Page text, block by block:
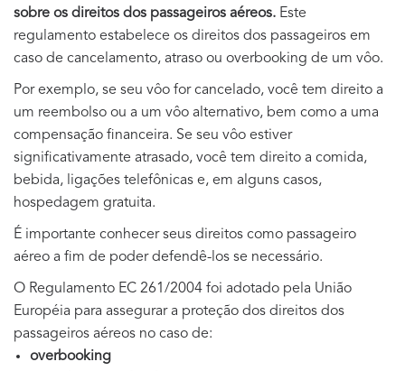
sobre os direitos dos passageiros aéreos. Este
regulamento estabelece os direitos dos passageiros em
caso de cancelamento, atraso ou overbooking de um vôo.
Por exemplo, se seu vôo for cancelado, você tem direito a
um reembolso ou a um vôo alternativo, bem como a uma
compensação financeira. Se seu vôo estiver
significativamente atrasado, você tem direito a comida,
bebida, ligações telefônicas e, em alguns casos,
hospedagem gratuita.
É importante conhecer seus direitos como passageiro
aéreo a fim de poder defendê-los se necessário.
O Regulamento EC 261/2004 foi adotado pela União
Européia para assegurar a proteção dos direitos dos
passageiros aéreos no caso de:
overbooking